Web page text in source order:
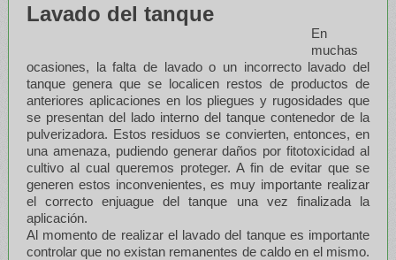
Lavado del tanque
En
muchas
ocasiones, la falta de lavado o un incorrecto lavado del
tanque genera que se localicen restos de productos de
anteriores aplicaciones en los pliegues y rugosidades que
se presentan del lado interno del tanque contenedor de la
pulverizadora. Estos residuos se convierten, entonces, en
una amenaza, pudiendo generar daños por fitotoxicidad al
cultivo al cual queremos proteger. A fin de evitar que se
generen estos inconvenientes, es muy importante realizar
el correcto enjuague del tanque una vez finalizada la
aplicación.
Al momento de realizar el lavado del tanque es importante
controlar que no existan remanentes de caldo en el mismo.